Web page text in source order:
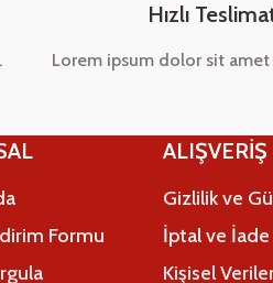
Hızlı
Lorem ipsum dolor sit
Formu
ALIŞVERİŞ
Gizlilik ve
İptal ve İade
Kişisel